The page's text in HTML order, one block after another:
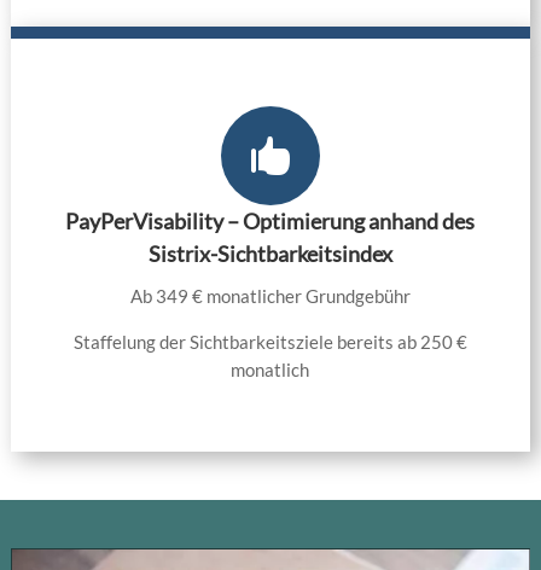

PayPerVisability – Optimierung anhand des
Sistrix-Sichtbarkeitsindex
Ab 349 € monatlicher Grundgebühr
Staffelung der Sichtbarkeitsziele bereits ab 250 €
monatlich